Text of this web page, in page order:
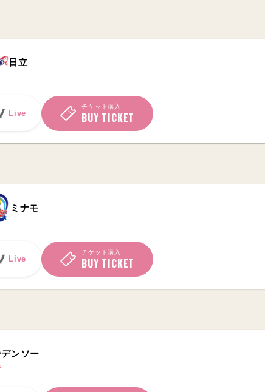
日立
Live
チケット購入
BUY TICKET
ミナモ
Live
チケット購入
BUY TICKET
デンソー